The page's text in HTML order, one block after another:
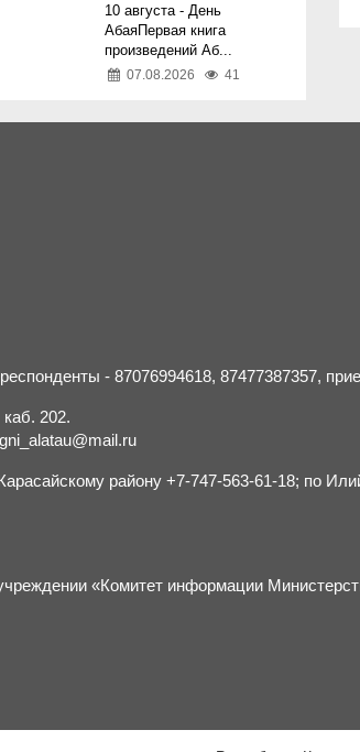
10 августа - День
АбаяПервая книга
произведений Аб...
07.08.2026 41
- 87076994618, 87477387357,
202.
району +7-747-563-61-18; по
«Комитет информации